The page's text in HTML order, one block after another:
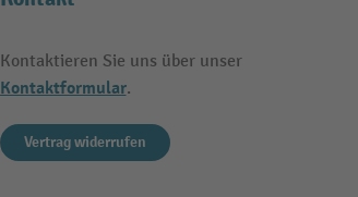
Kontaktieren Sie uns über unser
Kontaktformular.
Vertrag widerrufen